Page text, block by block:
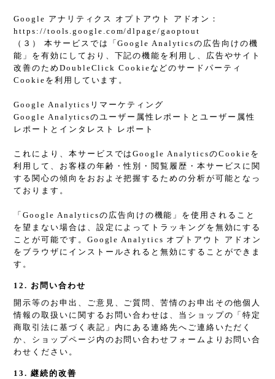
Google アナリティクス オプトアウト アドオン：
https://tools.google.com/dlpage/gaoptout
（３） 本サービスでは「Google Analyticsの広告向けの機
能」を有効にしており、下記の機能を利用し、広告やサイト
改善のためDoubleClick Cookieなどのサードパーティ
Cookieを利用しています。
Google Analyticsリマーケティング
Google Analyticsのユーザー属性レポートとユーザー属性
レポートとインタレスト レポート
これにより、本サービスではGoogle AnalyticsのCookieを
利用して、お客様の年齢・性別・閲覧履歴・本サービスに関
する関心の傾向をおおよそ把握するための分析が可能となっ
ております。
「Google Analyticsの広告向けの機能」を使用されること
を望まない場合は、設定によってトラッキングを無効にする
ことが可能です。Google Analytics オプトアウト アドオン
をブラウザにインストールされると無効にすることができま
す。
12. お問い合わせ
開示等のお申出、ご意見、ご質問、苦情のお申出その他個人
情報の取扱いに関するお問い合わせは、当ショップの「特定
商取引法に基づく表記」内にある連絡先へご連絡いただく
か、ショップページ内のお問い合わせフォームよりお問い合
わせください。
13. 継続的改善